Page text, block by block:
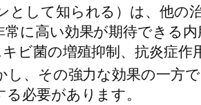
して知られる）は、他の
に高い効果が期待できる
ビ菌の増殖抑制、抗炎症
し、その強力な効果の一方
必要があります。